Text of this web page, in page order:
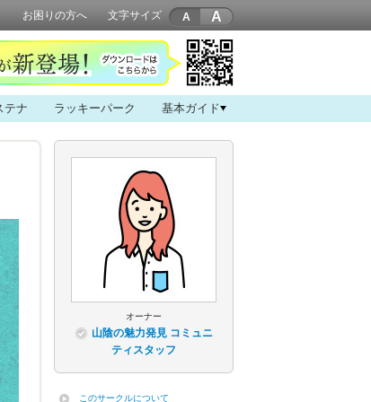
お困りの方へ 文字サイズ A
テナ ラッキーパーク 基本ガイド
オーナー
山陰の魅力発見 コミュニ
ティスタッフ
このサークルについて